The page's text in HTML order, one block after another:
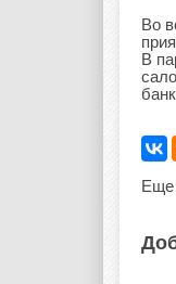
Во
В
Еще